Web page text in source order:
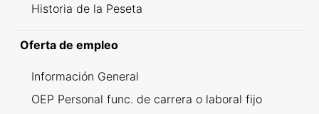
Historia de la Peseta
Oferta de empleo
Información General
OEP Personal func. de carrera o laboral fijo